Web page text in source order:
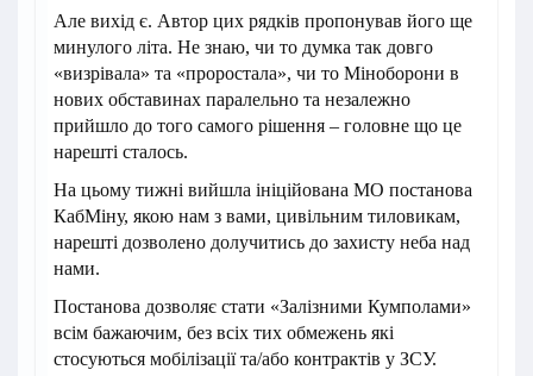
Але вихід є. Автор цих рядків пропонував його ще
минулого літа. Не знаю, чи то думка так довго
«визрівала» та «проростала», чи то Міноборони в
нових обставинах паралельно та незалежно
прийшло до того самого рішення – головне що це
нарешті сталось.
На цьому тижні вийшла ініційована МО постанова
КабМіну, якою нам з вами, цивільним тиловикам,
нарешті дозволено долучитись до захисту неба над
нами.
Постанова дозволяє стати «Залізними Кумполами»
всім бажаючим, без всіх тих обмежень які
стосуються мобілізації та/або контрактів у ЗСУ.